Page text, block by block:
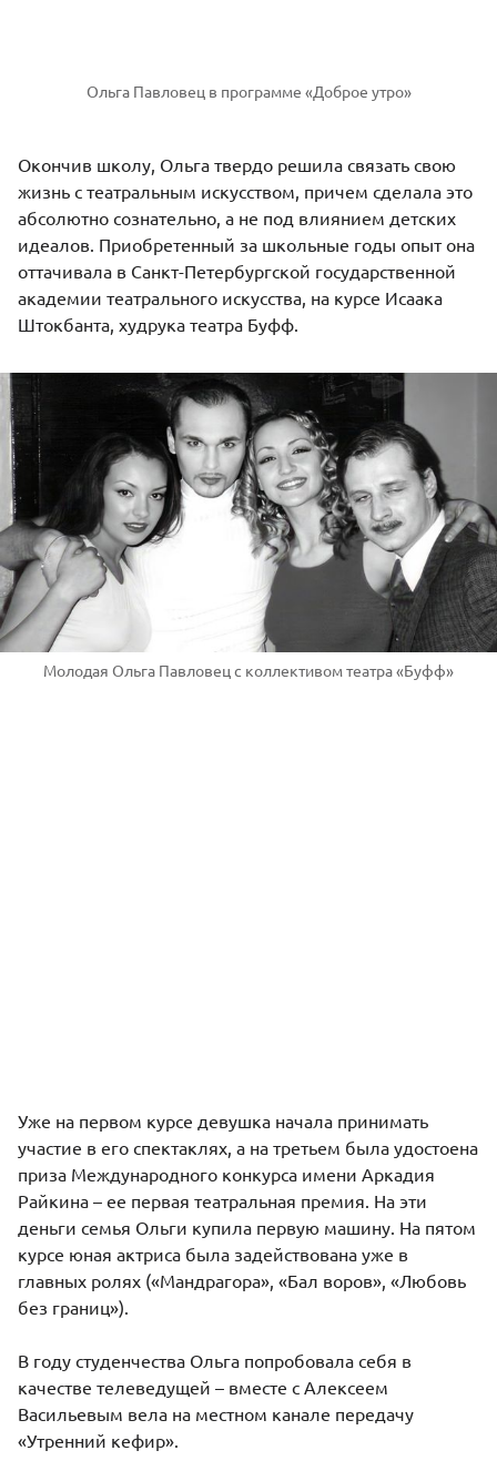
Ольга Павловец в программе «Доброе утро»
Окончив школу, Ольга твердо решила связать свою
жизнь с театральным искусством, причем сделала это
абсолютно сознательно, а не под влиянием детских
идеалов. Приобретенный за школьные годы опыт она
оттачивала в Санкт-Петербургской государственной
академии театрального искусства, на курсе Исаака
Штокбанта, худрука театра Буфф.
Молодая Ольга Павловец с коллективом театра «Буфф»
Уже на первом курсе девушка начала принимать
участие в его спектаклях, а на третьем была удостоена
приза Международного конкурса имени Аркадия
Райкина – ее первая театральная премия. На эти
деньги семья Ольги купила первую машину. На пятом
курсе юная актриса была задействована уже в
главных ролях («Мандрагора», «Бал воров», «Любовь
без границ»).
В году студенчества Ольга попробовала себя в
качестве телеведущей – вместе с Алексеем
Васильевым вела на местном канале передачу
«Утренний кефир».